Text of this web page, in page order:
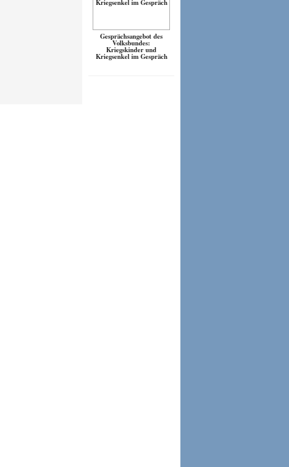
Gesprächsangebot des
Volksbundes:
Kriegskinder und
Kriegsenkel im Gespräch